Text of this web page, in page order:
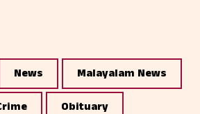
News Malayalam News
Obituary